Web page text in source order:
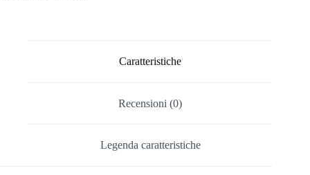
Caratteristiche
Recensioni (0)
Legenda caratteristiche